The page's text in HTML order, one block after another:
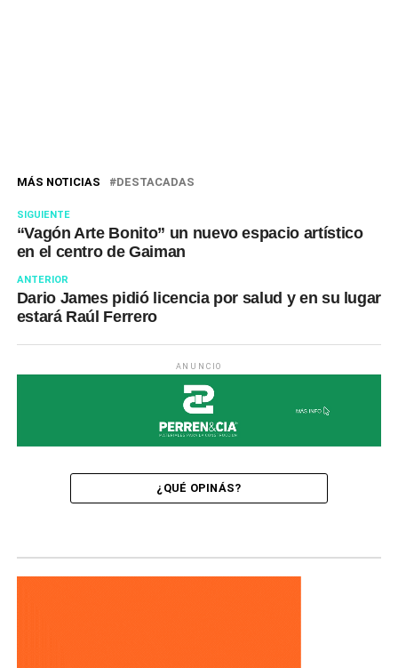
MÁS NOTICIAS DESTACADAS
SIGUIENTE
“Vagón Arte Bonito” un nuevo espacio artístico
en el centro de Gaiman
ANTERIOR
Dario James pidió licencia por salud y en su lugar
estará Raúl Ferrero
ANUNCIO
¿QUÉ OPINÁS?